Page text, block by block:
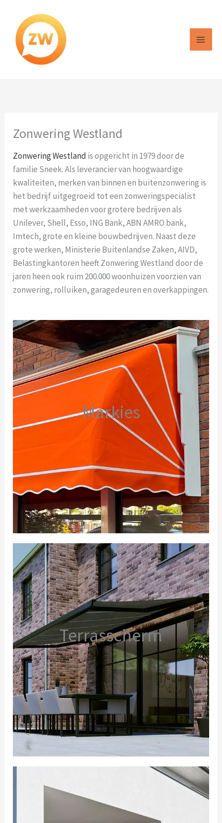
inhoud
Zonwering Westland
Zonwering Westland is opgericht in 1979 door de
familie Sneek. Als leverancier van hoogwaardige
kwaliteiten, merken van binnen en buitenzonwering is
het bedrijf uitgegroeid tot een zonweringspecialist
met werkzaamheden voor grotere bedrijven als
Unilever, Shell, Esso, ING Bank, ABN AMRO bank,
Imtech, grote en kleine bouwbedrijven. Naast deze
grote werken, Ministerie Buitenlandse Zaken, AIVD,
Belastingkantoren heeft Zonwering Westland door de
jaren heen ook ruim 200.000 woonhuizen voorzien van
zonwering, rolluiken, garagedeuren en overkappingen.
Markies
Terrasscherm